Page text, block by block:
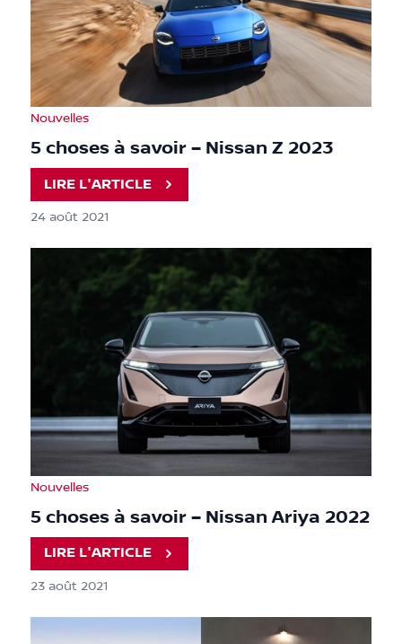
Nouvelles
5 choses à savoir – Nissan Z 2023
LIRE L'ARTICLE
24 août 2021
Nouvelles
5 choses à savoir – Nissan Ariya 2022
LIRE L'ARTICLE
23 août 2021